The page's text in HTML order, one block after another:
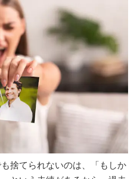
捨てられないのは、「もしか